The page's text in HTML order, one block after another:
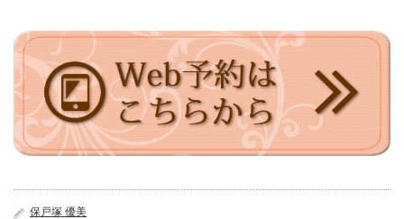
保戸塚 優美